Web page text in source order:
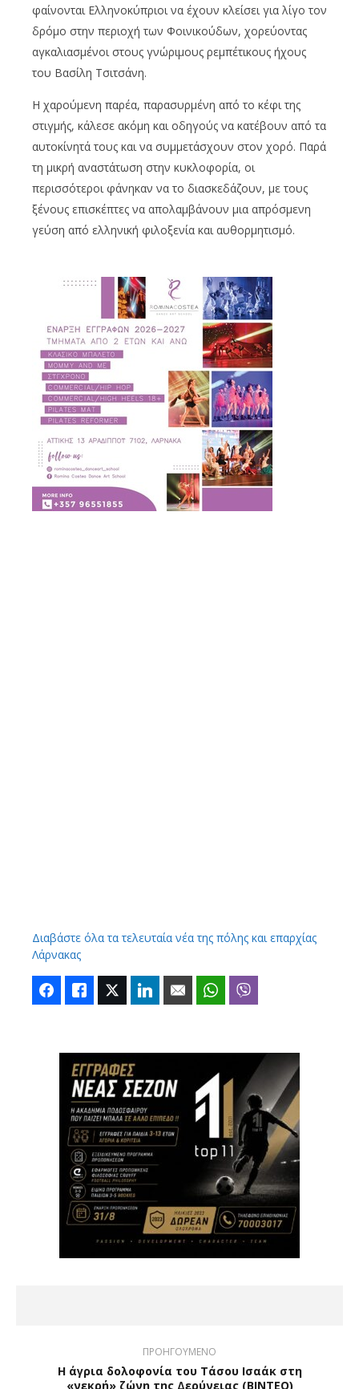
φαίνονται Ελληνοκύπριοι να έχουν κλείσει για λίγο τον
δρόμο στην περιοχή των Φοινικούδων, χορεύοντας
αγκαλιασμένοι στους γνώριμους ρεμπέτικους ήχους
του Βασίλη Τσιτσάνη.
Η χαρούμενη παρέα, παρασυρμένη από το κέφι της
στιγμής, κάλεσε ακόμη και οδηγούς να κατέβουν από τα
αυτοκίνητά τους και να συμμετάσχουν στον χορό. Παρά
τη μικρή αναστάτωση στην κυκλοφορία, οι
περισσότεροι φάνηκαν να το διασκεδάζουν, με τους
ξένους επισκέπτες να απολαμβάνουν μια απρόσμενη
γεύση από ελληνική φιλοξενία και αυθορμητισμό.
Διαβάστε όλα τα τελευταία νέα της πόλης και επαρχίας
Λάρνακας
FacebookLike Twitter LinkedIn Email WhatsApp
ΠΡΟΗΓΟΥΜΕΝΟ
Η άγρια δολοφονία του Τάσου Ισαάκ στη
«νεκρή» ζώνη της Δερύνειας (BINTEO)